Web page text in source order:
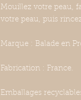
Mouillez votre peau,
votre peau, puis
Marque : Balade en
Fabrication : France.
Emballages